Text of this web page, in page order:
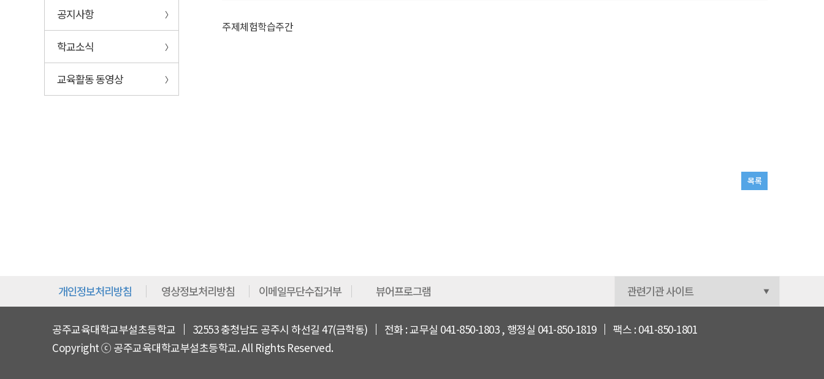
공지사항 〉
학교소식 〉
교육활동 동영상 〉
주제체험학습주간
목록
개인정보처리방침 영상정보처리방침 이메일무단수집거부 뷰어프로그램
공주교육대학교부설초등학교 32553 충청남도 공주시 하선길 47(금학동) 전화 : 교무실 041-850-1803 , 행정실 041-850-1819
팩스 : 041-850-1801
Copyright ⓒ 공주교육대학교부설초등학교. All Rights Reserved.